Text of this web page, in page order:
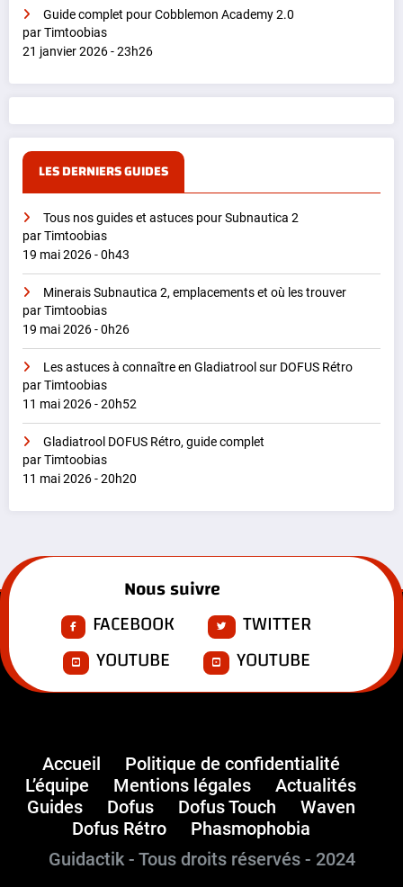
Guide complet pour Cobblemon Academy 2.0
par Timtoobias
21 janvier 2026 - 23h26
LES DERNIERS GUIDES
Tous nos guides et astuces pour Subnautica 2
par Timtoobias
19 mai 2026 - 0h43
Minerais Subnautica 2, emplacements et où les trouver
par Timtoobias
19 mai 2026 - 0h26
Les astuces à connaître en Gladiatrool sur DOFUS Rétro
par Timtoobias
11 mai 2026 - 20h52
Gladiatrool DOFUS Rétro, guide complet
par Timtoobias
11 mai 2026 - 20h20
Nous suivre
FACEBOOK
TWITTER
YOUTUBE
YOUTUBE
Accueil
Politique de confidentialité
L’équipe
Mentions légales
Actualités
Guides
Dofus Dofus Touch
Waven
Dofus Rétro
Phasmophobia
Guidactik - Tous droits réservés - 2024